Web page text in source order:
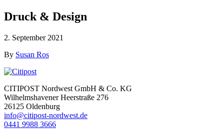
Druck & Design
2. September 2021
By Susan Ros
CITIPOST Nordwest GmbH & Co. KG
Wilhelmshavener Heerstraße 276
26125 Oldenburg
info@citipost-nordwest.de
0441 9988 3666